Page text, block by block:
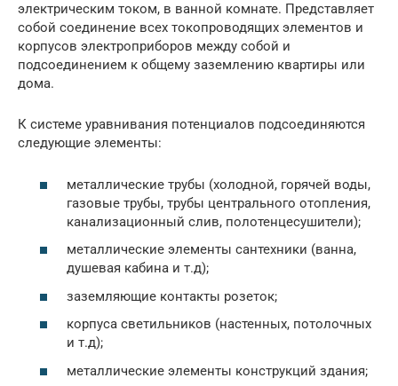
электрическим током, в ванной комнате. Представляет
собой соединение всех токопроводящих элементов и
корпусов электроприборов между собой и
подсоединением к общему заземлению квартиры или
дома.
К системе уравнивания потенциалов подсоединяются
следующие элементы:
металлические трубы (холодной, горячей воды,
газовые трубы, трубы центрального отопления,
канализационный слив, полотенцесушители);
металлические элементы сантехники (ванна,
душевая кабина и т.д);
заземляющие контакты розеток;
корпуса светильников (настенных, потолочных
и т.д);
металлические элементы конструкций здания;